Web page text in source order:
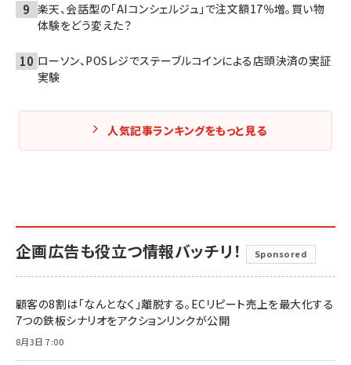
楽天、会話型の「AIコンシェルジュ」で注文額17％増。買い物
体験をどう変えた？
ローソン、POSレジでステーブルコインによる店頭決済の実証
実験
人気記事ランキングをもっと見る
企画広告も役立つ情報バッチリ！ Sponsored
顧客の8割は「なんとなく」離脱する。ECリピート売上を最大化する
7つの鉄板シナリオをアクションリンクが公開
8月3日 7:00